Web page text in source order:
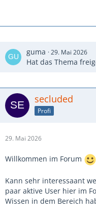
guma 29. Mai 2026
Hat das Thema
secluded
Profi
29. Mai 2026
Willkommen im Forum
Kann sehr interessaant
paar aktive User hier im
Wissen in dem Bereich